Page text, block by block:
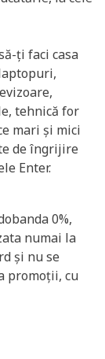
ți faci casa
tehnică for
mari și mici
de îngrijire
Enter.
0%,
numai la
și nu se
promoții, cu